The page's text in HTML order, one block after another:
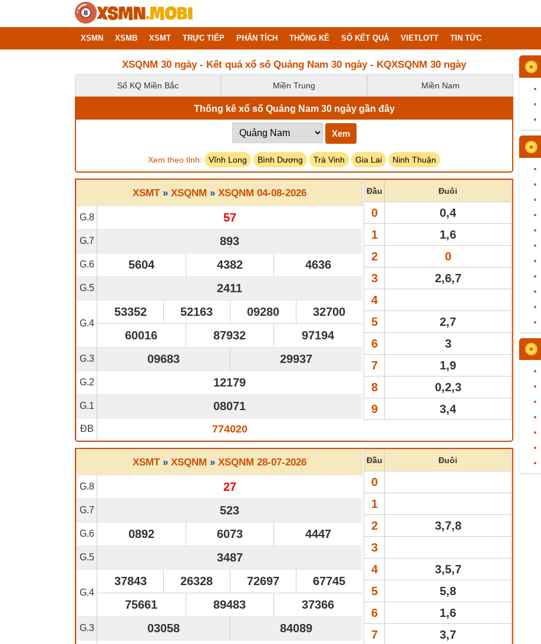
XSMN XSMB XSMT TRỰC TIẾP PHÂN TÍCH THỐNG KÊ SỔ KẾT QUẢ VIETLOTT TIN TỨC
XSQNM 30 ngày - Kết quả xổ số Quảng Nam 30 ngày - KQXSQNM 30 ngày
Sổ KQ Miền Bắc Miền Trung Miền Nam
Thống kê xổ số Quảng Nam 30 ngày gần đây
Xem
Xem theo tỉnh: Vĩnh Long Bình Dương Trà Vinh Gia Lai Ninh Thuận
XSMT» XSQNM » XSQNM 04-08-2026
G.8 57
G.7 893
G.6 5604 4382 4636
G.5 2411
G.4
53352 52163 09280
32700
60016
87932 97194
G.3 09683 29937
G.2 12179
G.1 08071
ĐB 774020
Đầu Đuôi
0
0,4
1
1,6
2
0
3
2,6,7
4
5
2,7
6
3
7
1,9
8
0,2,3
9
3,4
XSMT» XSQNM » XSQNM 28-07-2026
G.8 27
G.7 523
G.6 0892 6073 4447
G.5 3487
G.4
37843 26328 72697
67745
75661
89483 37366
G.3 03058 84089
Đầu Đuôi
0
1
2
3,7,8
3
4
3,5,7
5
5,8
6
1,6
7
3,7